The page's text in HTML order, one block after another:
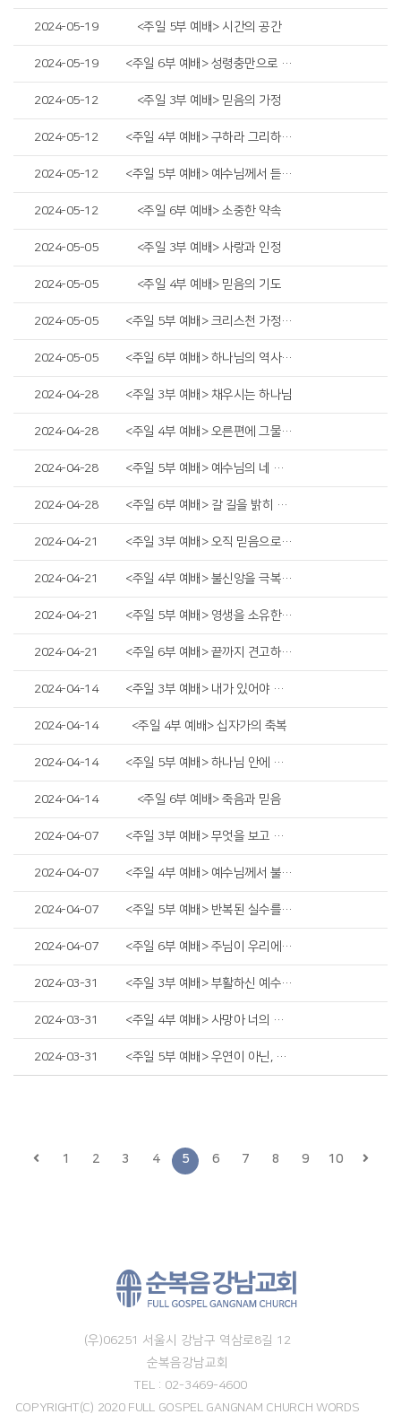
2024-05-19 <주일 5부 예배> 시간의 공간
2024-05-19 <주일 6부 예배> 성령충만으로 돌파!
2024-05-12 <주일 3부 예배> 믿음의 가정
2024-05-12 <주일 4부 예배> 구하라 그리하면 받으리니
2024-05-12 <주일 5부 예배> 예수님께서 듣고 싶어하시는 고백
2024-05-12 <주일 6부 예배> 소중한 약속
2024-05-05 <주일 3부 예배> 사랑과 인정
2024-05-05 <주일 4부 예배> 믿음의 기도
2024-05-05 <주일 5부 예배> 크리스천 가정 세우기
2024-05-05 <주일 6부 예배> 하나님의 역사하심
2024-04-28 <주일 3부 예배> 채우시는 하나님
2024-04-28 <주일 4부 예배> 오른편에 그물을 던지라
2024-04-28 <주일 5부 예배> 예수님의 네 가지 증언
2024-04-28 <주일 6부 예배> 갈 길을 밝히 보이시다
2024-04-21 <주일 3부 예배> 오직 믿음으로 구하라
2024-04-21 <주일 4부 예배> 불신앙을 극복하라
2024-04-21 <주일 5부 예배> 영생을 소유한 연약한 인간
2024-04-21 <주일 6부 예배> 끝까지 견고하게 하시리라
2024-04-14 <주일 3부 예배> 내가 있어야 할 자리
2024-04-14 <주일 4부 예배> 십자가의 축복
2024-04-14 <주일 5부 예배> 하나님 안에 거하는 것
2024-04-14 <주일 6부 예배> 죽음과 믿음
2024-04-07 <주일 3부 예배> 무엇을 보고 있나요?
2024-04-07 <주일 4부 예배> 예수님께서 불쌍히 여기사
2024-04-07 <주일 5부 예배> 반복된 실수를 딛고 일어서는 두 가지 방법
2024-04-07 <주일 6부 예배> 주님이 우리에게 원하시는 것
2024-03-31 <주일 3부 예배> 부활하신 예수님을 만난 사람들
2024-03-31 <주일 4부 예배> 사망아 너의 승리가 어디 있느냐?
2024-03-31 <주일 5부 예배> 우연이 아닌, 운명의 시작
1 2 3 4 5 6 7 8 9 10
(우)06251 서울시 강남구 역삼로8길 12
순복음강남교회
TEL : 02-3469-4600
COPYRIGHT(C) 2020 FULL GOSPEL GANGNAM CHURCH WORDS